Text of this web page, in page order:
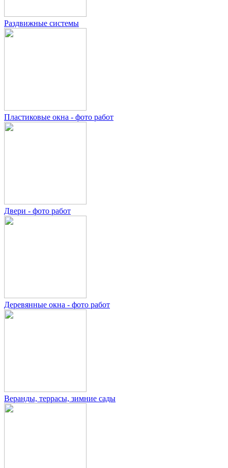
Раздвижные системы
Пластиковые окна - фото работ
Двери - фото работ
Деревянные окна - фото работ
Веранды, террасы, зимние сады